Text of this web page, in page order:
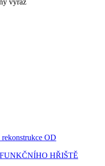
výraz
OD
HŘIŠTĚ